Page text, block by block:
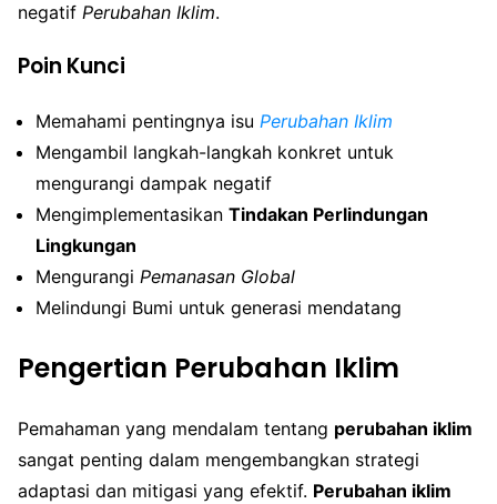
negatif Perubahan Iklim.
Poin Kunci
Memahami pentingnya isu Perubahan Iklim
Mengambil langkah-langkah konkret untuk
mengurangi dampak negatif
Mengimplementasikan Tindakan Perlindungan
Lingkungan
Mengurangi Pemanasan Global
Melindungi Bumi untuk generasi mendatang
Pengertian Perubahan Iklim
Pemahaman yang mendalam tentang perubahan iklim
sangat penting dalam mengembangkan strategi
adaptasi dan mitigasi yang efektif. Perubahan iklim